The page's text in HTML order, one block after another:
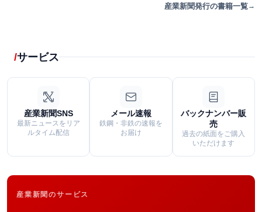
産業新聞発行の書籍一覧
サービス
産業新聞SNS
最新ニュースをリア
ルタイム配信
メール速報
鉄鋼・非鉄の速報を
お届け
バックナンバー販
売
過去の紙面をご購入
いただけます
産業新聞のサービス